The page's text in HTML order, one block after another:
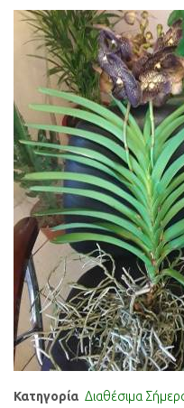
Κατηγορία Διαθέσιμα